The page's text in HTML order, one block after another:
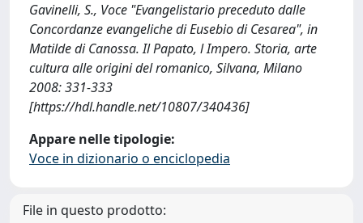
Gavinelli, S., Voce "Evangelistario preceduto dalle
Concordanze evangeliche di Eusebio di Cesarea", in
Matilde di Canossa. Il Papato, l Impero. Storia, arte
cultura alle origini del romanico, Silvana, Milano
2008: 331-333
[https://hdl.handle.net/10807/340436]
Appare nelle tipologie:
Voce in dizionario o enciclopedia
File in questo prodotto: